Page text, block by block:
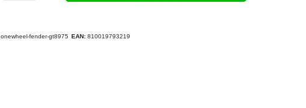
onewheel-fender-gt8975 EAN: 810019793219